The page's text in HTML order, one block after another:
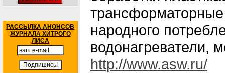
РАССЫЛКА АНОНСОВ
ЖУРНАЛА ХИТРОГО
ЛИСА
народного
водонагреватели,
http://www.asw.ru/